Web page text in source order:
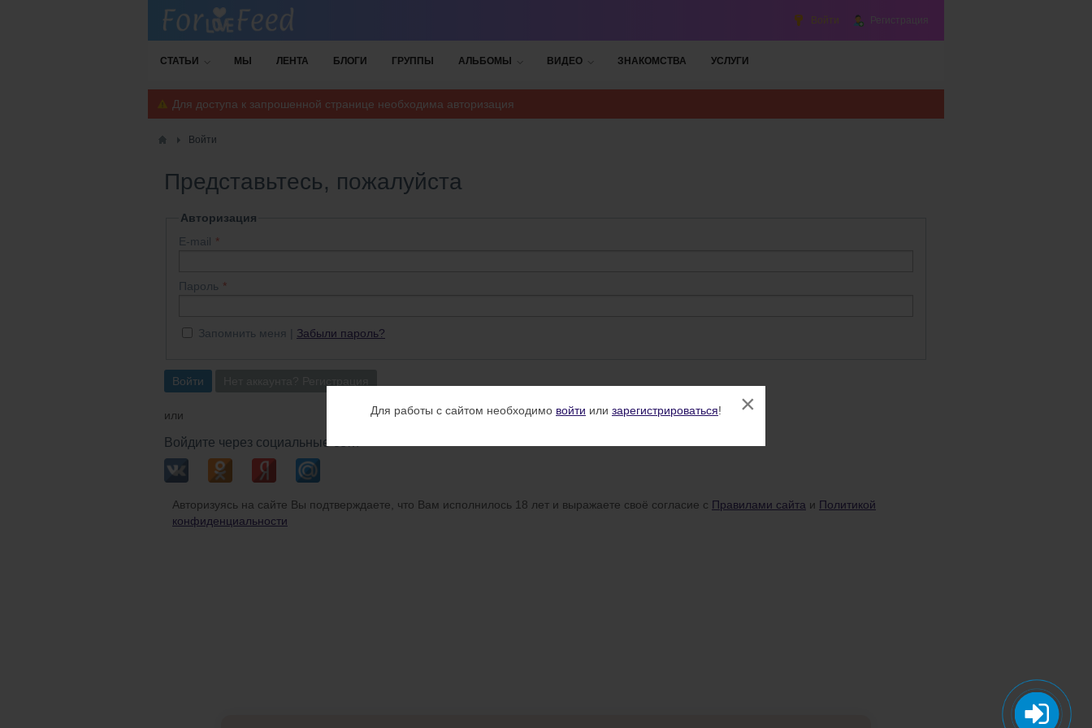
Для работы с сайтом необходимо войти или зарегистрироваться! ×
Войти Регистрация
СТАТЬИ МЫ ЛЕНТА БЛОГИ ГРУППЫ АЛЬБОМЫ ВИДЕО ЗНАКОМСТВА УСЛУГИ
Для доступа к запрошенной странице необходима авторизация
Войти
Представьтесь, пожалуйста
Авторизация
E-mail
Пароль
Запомнить меня Забыли пароль?
Войти
или
Войдите через социальные сети
Авторизуясь на сайте Вы подтверждаете, что Вам исполнилось 18 лет и выражаете своё согласие с Правилами сайта и Политикой
конфиденциальности